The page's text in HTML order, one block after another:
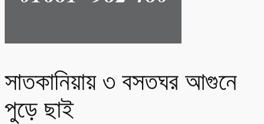
সাতকানিয়ায় ৩ বসতঘর আগুনে
পুড়ে ছাই